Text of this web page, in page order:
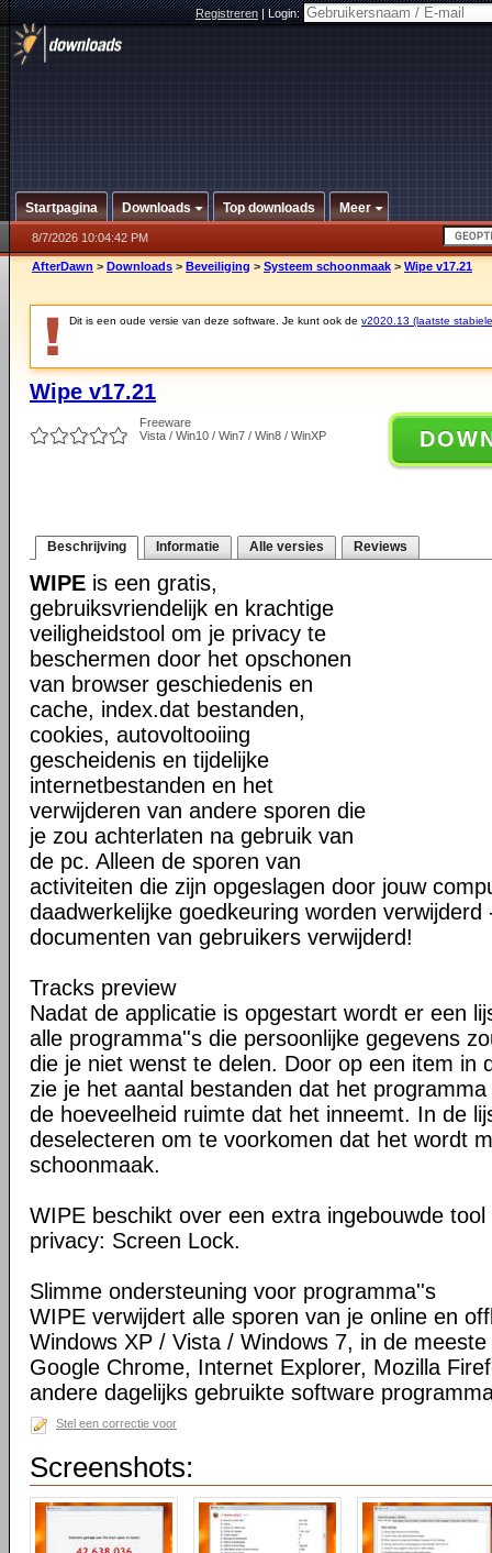
Registreren|Login:
Startpagina Downloads Top downloads Meer
8/7/2026 10:04:42 PM
AfterDawn > Downloads > Beveiliging > Systeem schoonmaak > Wipe v17.21
Dit is een oude versie van deze software. Je kunt ook de v2020.13 (laatste
Wipe v17.21
Freeware
Vista / Win10 / Win7 / Win8 / WinXP
Beschrijving Informatie Alle versies Reviews
WIPE is een gratis,
gebruiksvriendelijk en krachtige
veiligheidstool om je privacy te
beschermen door het opschonen
van browser geschiedenis en
cache, index.dat bestanden,
cookies, autovoltooiing
gescheidenis en tijdelijke
internetbestanden en het
verwijderen van andere sporen die
je zou achterlaten na gebruik van
de pc. Alleen de sporen van
activiteiten die zijn opgeslagen door jouw
daadwerkelijke goedkeuring worden
documenten van gebruikers verwijderd!
Tracks preview
Nadat de applicatie is opgestart wordt er een
alle programma''s die persoonlijke gegevens
die je niet wenst te delen. Door op een item in
zie je het aantal bestanden dat het
de hoeveelheid ruimte dat het inneemt. In de
deselecteren om te voorkomen dat het wordt
schoonmaak.
WIPE beschikt over een extra ingebouwde
privacy: Screen Lock.
Slimme ondersteuning voor programma''s
WIPE verwijdert alle sporen van je online en
Windows XP / Vista / Windows 7, in de
Google Chrome, Internet Explorer, Mozilla
andere dagelijks gebruikte software
Stel een correctie voor
Screenshots: